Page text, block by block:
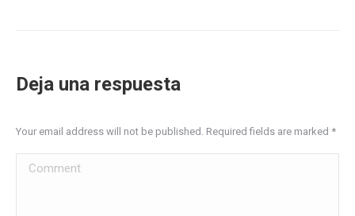
Deja una respuesta
Your email address will not be published. Required fields are marked *
Comment